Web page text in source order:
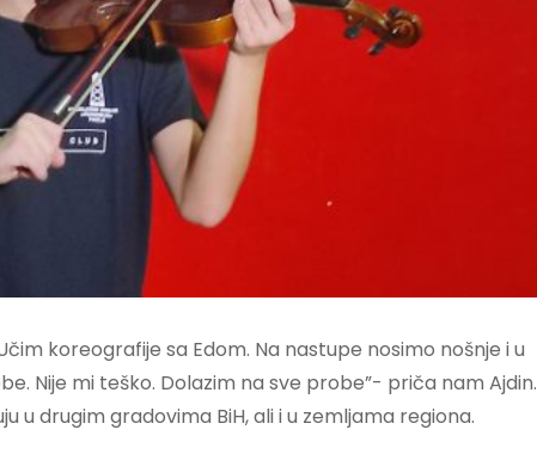
koreografije sa Edom. Na nastupe nosimo nošnje i u
Nije mi teško. Dolazim na sve probe”- priča nam Ajdin.
u drugim gradovima BiH, ali i u zemljama regiona.